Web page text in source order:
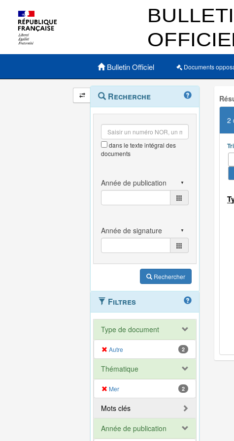
Menu principal
Bulletin Officiel Documents
Navigation
et
outils
annexes
Menu
contextuel
Recherche
dans le texte intégral des
documents
Rechercher
Filtres
Type de document
Autre 2
Thématique
Mer 2
Mots clés
Année de publication
2